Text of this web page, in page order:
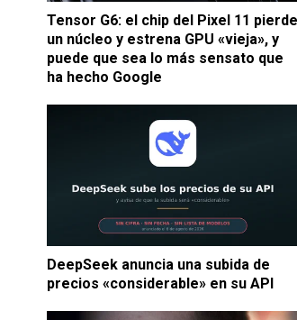
Tensor G6: el chip del Pixel 11 pierde
un núcleo y estrena GPU «vieja», y
puede que sea lo más sensato que
ha hecho Google
DeepSeek anuncia una subida de
precios «considerable» en su API